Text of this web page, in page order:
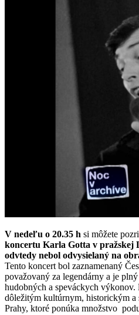
V nedeľu o 20.35 h si môžete
koncertu Karla Gotta v pražskej
odvtedy nebol odvysielaný na
Tento koncert bol zaznamenaný
považovaný za legendárny a je
hudobných a speváckych výkonov.
dôležitým kultúrnym, historickým a
Prahy, ktoré ponúka množstvo